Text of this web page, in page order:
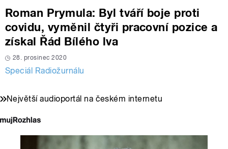
Roman Prymula: Byl tváří boje proti
covidu, vyměnil čtyři pracovní pozice a
získal Řád Bílého lva
28. prosinec 2020
Speciál Radiožurnálu
Největší audioportál na českém internetu